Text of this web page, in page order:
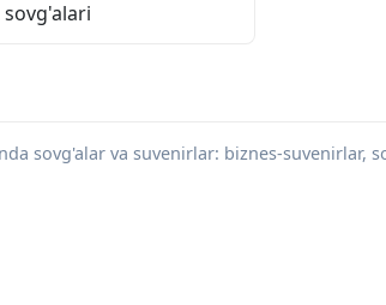
sovg'alari
sovg'alar va suvenirlar: biznes-suvenirlar,